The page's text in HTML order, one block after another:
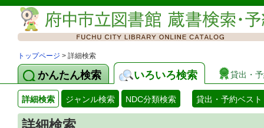
トップページ > 詳細検索
かんたん検索 いろいろ検索 貸出・
詳細検索 ジャンル検索 NDC分類検索 貸出・予約ベスト